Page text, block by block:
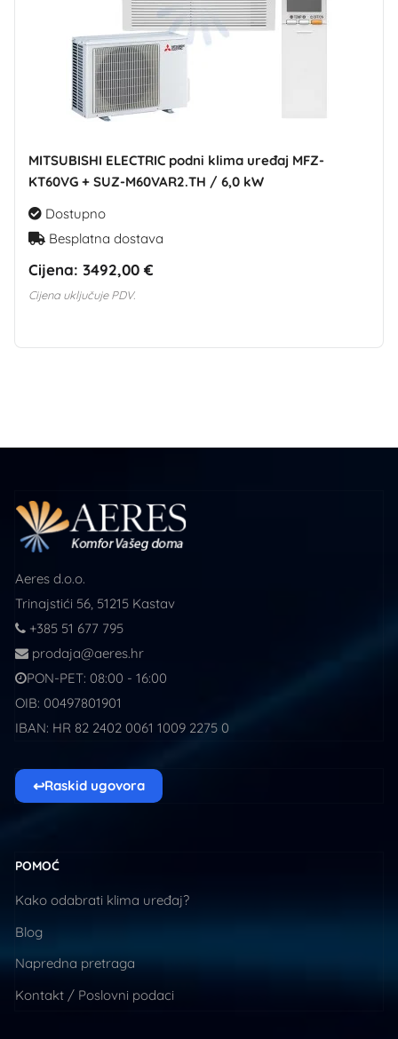
MITSUBISHI ELECTRIC podni klima uređaj MFZ-
KT60VG + SUZ-M60VAR2.TH / 6,0 kW
Dostupno
Besplatna dostava
Cijena: 3492,00 €
Cijena uključuje PDV.
Aeres d.o.o.
Trinajstići 56, 51215 Kastav
+385 51 677 795
prodaja@aeres.hr
PON-PET: 08:00 - 16:00
OIB: 00497801901
IBAN: HR 82 2402 0061 1009 2275 0
↩Raskid ugovora
POMOĆ
Kako odabrati klima uređaj?
Blog
Napredna pretraga
Kontakt / Poslovni podaci